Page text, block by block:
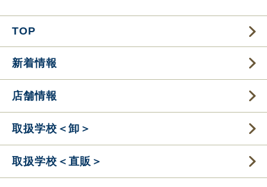
TOP
新着情報
店舗情報
取扱学校＜卸＞
取扱学校＜直販＞